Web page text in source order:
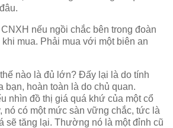
nếu ngồi chắc bên trong đoàn
mua. Phải mua với một biên an
nào là đủ lớn? Đấy lại là do tính
bạn, hoàn toàn là do chủ quan.
nhìn đồ thị giá quá khứ của một cổ
nó có một mức sàn vững chắc, tức là
sẽ tăng lại. Thường nó là một đỉnh cũ